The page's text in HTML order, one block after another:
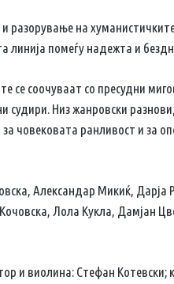
разорување на
линија помеѓу надежта и
се соочуваат со пресудни
Низ жанровски
човековата ранливост и за
Александар Микиќ, Дарја
Лола Кукла, Дамјан
и виолина: Стефан Котевски;